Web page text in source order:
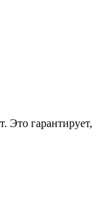
Это гарантирует,